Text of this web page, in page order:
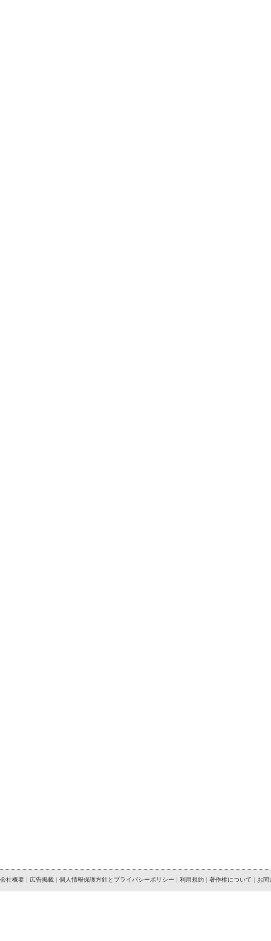
会社概要 | 広告掲載 | 個人情報保護方針とプライバシーポリシー | 利用規約 | 著作権について | お問